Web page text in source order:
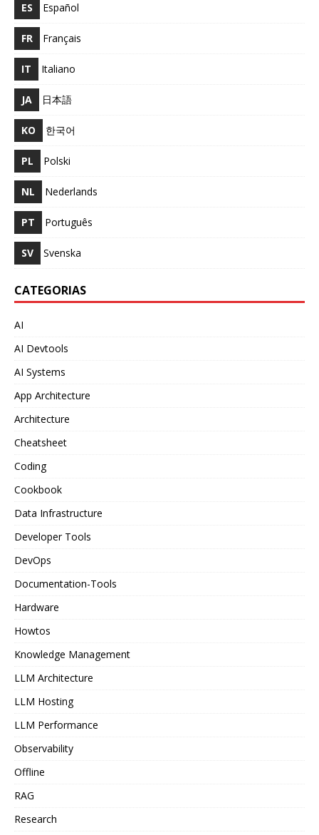
ES Español
FR Français
IT Italiano
JA 日本語
KO 한국어
PL Polski
NL Nederlands
PT Português
SV Svenska
CATEGORIAS
AI
AI Devtools
AI Systems
App Architecture
Architecture
Cheatsheet
Coding
Cookbook
Data Infrastructure
Developer Tools
DevOps
Documentation-Tools
Hardware
Howtos
Knowledge Management
LLM Architecture
LLM Hosting
LLM Performance
Observability
Offline
RAG
Research